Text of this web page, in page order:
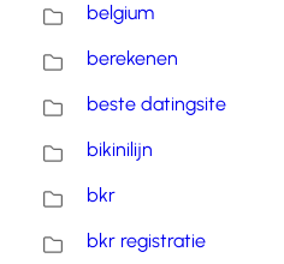
belgium
berekenen
beste datingsite
bikinilijn
bkr
bkr registratie